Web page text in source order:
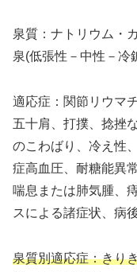
泉質：ナトリウム・
泉(低張性－中性－冷
適応症：関節リウマ
五十肩、打撲、捻挫
のこわばり、冷え性
症高血圧、耐糖能異
喘息または肺気腫、
スによる諸症状、病
泉質別適応症：きり